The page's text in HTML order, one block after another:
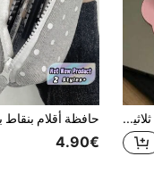
حامل قلم سيليكون بشكل زهرة ثلاثية الأبعاد - طراز قلم حامل حلوى منصهرة مناسب لقلم أبل والأجهزة اللوحية - منظم مكتبي للمكتب والمدرسة والمنزل - هدية مصممة فريدة للفنانين والطلاب
4.90€